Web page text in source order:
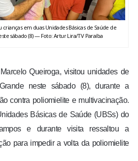
em duas Unidades Básicas de Saúde de
sábado (8) — Foto: Artur Lira/TV Paraíba
Queiroga, visitou unidades de
neste sábado (8), durante a
contra poliomielite e multivacinação.
Básicas de Saúde (UBSs) do
e durante visita ressaltou a
para impedir a volta da poliomielite